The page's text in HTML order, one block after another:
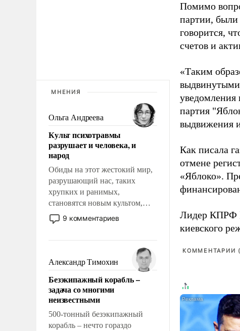
МНЕНИЯ
Ольга Андреева
Культ психотравмы
разрушает и человека, и
народ
Обиды на этот жестокий мир,
разрушающий нас, таких
хрупких и ранимых,
становятся новым культом,
постепенно вытесняя и
отменяя традиционное
мужественным и твердым под
ударами судьбы, брать на себя
ответственность, помогать
слабым, идти вперед и
адаптироваться.
9 комментариев
Александр Тимохин
Безэкипажный корабль –
задача со многими
неизвестными
500-тонный безэкипажный
корабль – нечто гораздо
Помимо
партии, были
говорится,
счетов и
«Таким
выдвинутыми
уведомления
партия
выдвижения
Как писала
отмене
«Яблоко».
Лидер КПРФ
киевского
КОММЕНТАРИИ